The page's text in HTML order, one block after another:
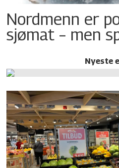
Nordmenn er
sjømat – men
Nyeste